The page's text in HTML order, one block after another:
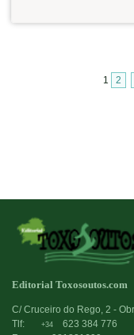
1 2
Editorial Toxosoutos.com
C/ Cruceiro do Rego, 2 -
Tlf:
+34
623 384 776